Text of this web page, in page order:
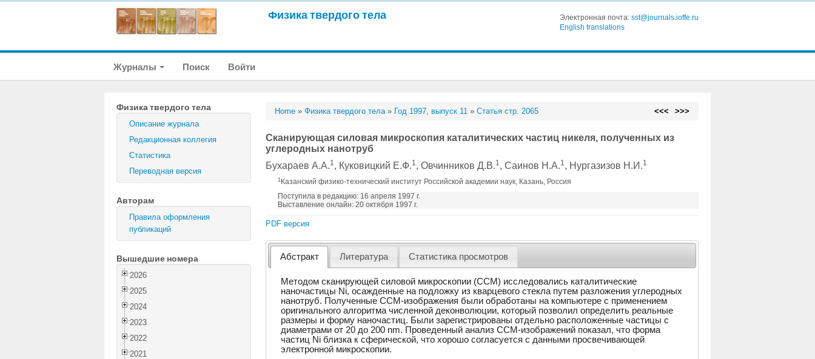
Физика твердого тела Электронная почта: sst@journals.ioffe.ru
English translations
Журналы Поиск Войти
Физика твердого тела
Описание журнала
Редакционная коллегия
Статистика
Переводная версия
Авторам
Правила оформления
публикаций
Вышедшие номера
2026
2025
2024
2023
2022
2021
Home »Физика твердого тела» Год 1997, выпуск 11 »Статья стр. 2065 <<< >>>
Сканирующая силовая микроскопия каталитических частиц никеля, полученных из
углеродных нанотруб
Бухараев А.А.1, Куковицкий Е.Ф.1, Овчинников Д.В.1, Саинов Н.А.1, Нургазизов Н.И.1
1 Казанский физико-технический институт Российской академии наук, Казань, Россия
Поступила в редакцию: 16 апреля 1997 г.
Выставление онлайн: 20 октября 1997 г.
PDF версия
Абстракт Литература Статистика просмотров
Методом сканирующей силовой микроскопии (ССМ) исследовались каталитические
наночастицы Ni, осажденные на подложку из кварцевого стекла путем разложения углеродных
нанотруб. Полученные ССМ-изображения были обработаны на компьютере с применением
оригинального алгоритма численной деконволюции, который позволил определить реальные
размеры и форму наночастиц. Были зарегистрированы отдельно расположенные частицы с
диаметрами от 20 до 200 nm. Проведенный анализ ССМ-изображений показал, что форма
частиц Ni близка к сферической, что хорошо согласуется с данными просвечивающей
электронной микроскопии.